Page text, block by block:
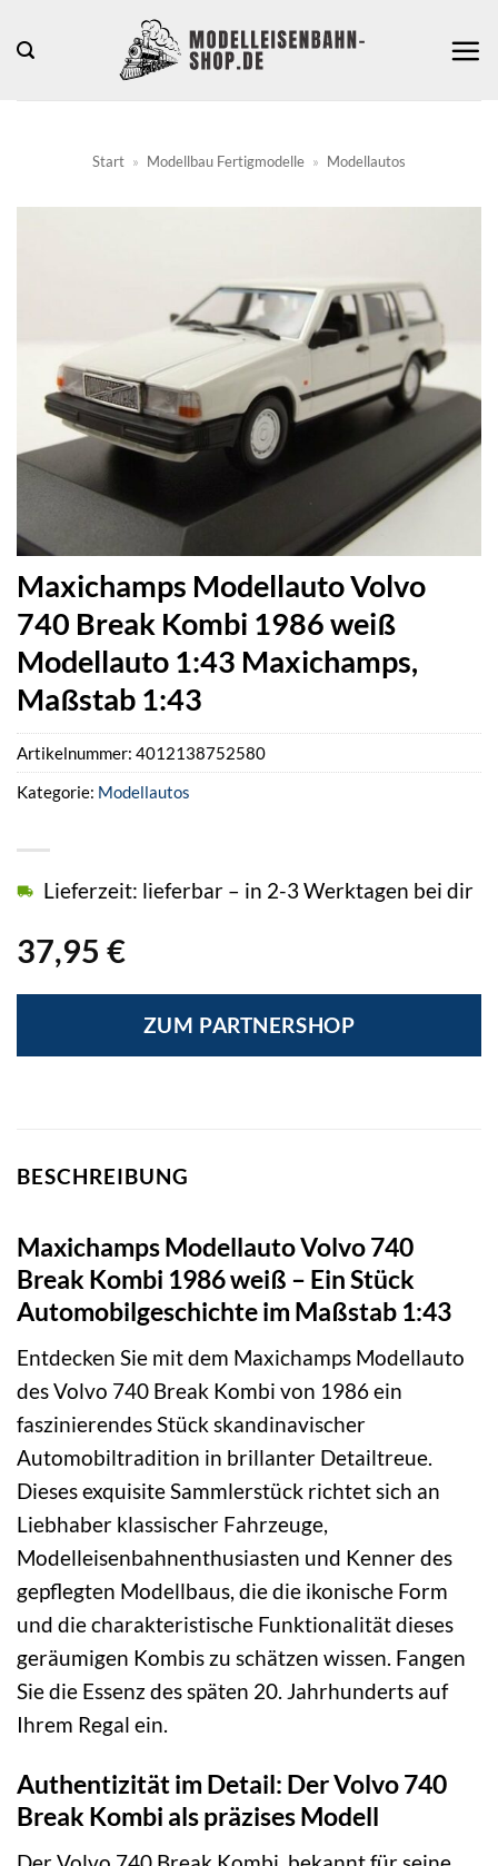
Inhalt
Start » Modellbau Fertigmodelle » Modellautos
Maxichamps Modellauto Volvo
740 Break Kombi 1986 weiß
Modellauto 1:43 Maxichamps,
Maßstab 1:43
37,95 €
Lieferzeit: lieferbar – in 2-3 Werktagen bei dir
ZUM PARTNERSHOP
Artikelnummer: 4012138752580
Kategorie: Modellautos
BESCHREIBUNG
Maxichamps Modellauto Volvo 740
Break Kombi 1986 weiß – Ein Stück
Automobilgeschichte im Maßstab 1:43
Entdecken Sie mit dem Maxichamps Modellauto
des Volvo 740 Break Kombi von 1986 ein
faszinierendes Stück skandinavischer
Automobiltradition in brillanter Detailtreue.
Dieses exquisite Sammlerstück richtet sich an
Liebhaber klassischer Fahrzeuge,
Modelleisenbahnenthusiasten und Kenner des
gepflegten Modellbaus, die die ikonische Form
und die charakteristische Funktionalität dieses
geräumigen Kombis zu schätzen wissen. Fangen
Sie die Essenz des späten 20. Jahrhunderts auf
Ihrem Regal ein.
Authentizität im Detail: Der Volvo 740
Break Kombi als präzises Modell